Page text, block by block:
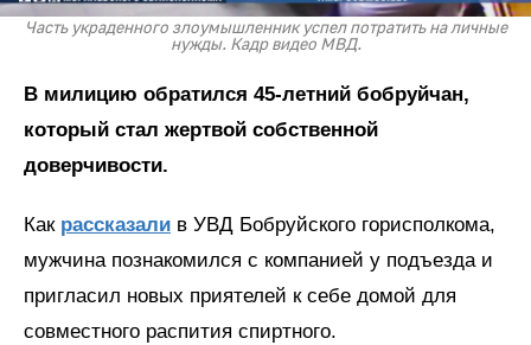
Часть украденного злоумышленник успел потратить на личные
нужды. Кадр видео МВД.
В милицию обратился 45-летний бобруйчан,
который стал жертвой собственной
доверчивости.
Как рассказали в УВД Бобруйского горисполкома,
мужчина познакомился с компанией у подъезда и
пригласил новых приятелей к себе домой для
совместного распития спиртного.